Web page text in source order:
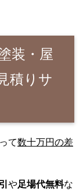
装・屋
積りサ
て数十万円の差
や足場代無料な